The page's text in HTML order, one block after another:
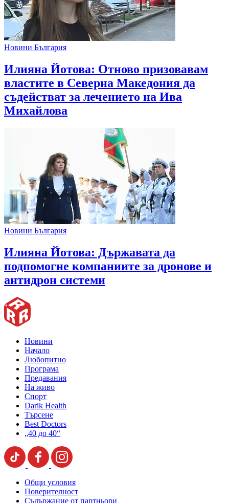
Новини България
Илияна Йотова: Отново призовавам
властите в Северна Македония да
съдействат за лечението на Ива
Михайлова
Новини България
Илияна Йотова: Държавата да
подпомогне компаниите за дронове и
антидрон системи
Новини
Начало
Любопитно
Програма
Предавания
На живо
Спорт
Darik Health
Търсене
Best Doctors
„40 до 40“
Общи условия
Поверителност
Съдържание от партньори